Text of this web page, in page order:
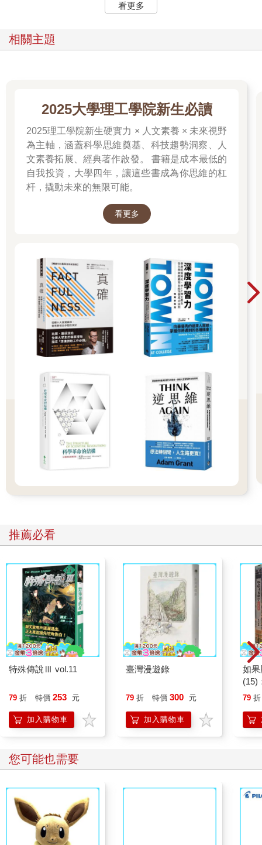
看更多
相關主題
2025大學理工學院新生必讀
2025理工學院新生硬實力 × 人文素養 × 未來視野
為主軸，涵蓋科學思維奠基、科技趨勢洞察、人
文素養拓展、經典著作啟發。 書籍是成本最低的
自我投資，大學四年，讓這些書成為你思維的杠
杆，撬動未來的無限可能。
看更多
推薦必看
特殊傳說Ⅲ vol.11
79 折 特價 253 元
加入購物車
臺灣漫遊錄
79 折 特價 300 元
加入購物車
如
(15)
貓
79 折
您可能也需要